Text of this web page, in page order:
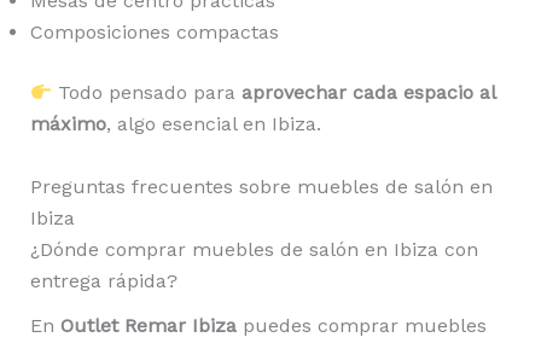
Composiciones compactas
Todo pensado para aprovechar cada espacio al
máximo, algo esencial en Ibiza.
Preguntas frecuentes sobre muebles de salón en
Ibiza
¿Dónde comprar muebles de salón en Ibiza con
entrega rápida?
En Outlet Remar Ibizapuedes comprar muebles